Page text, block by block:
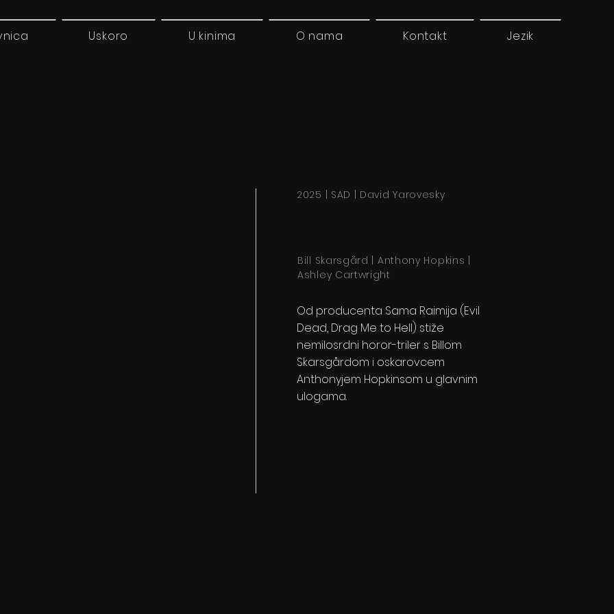
Uskoro U kinima O nama Kontakt Jezik
2025 | SAD | David Yarovesky
Bill Skarsgård | Anthony Hopkins |
Ashley Cartwright
Od producenta Sama Raimija (Evil
Dead, Drag Me to Hell) stiže
nemilosrdni horor-triler s Billom
Skarsgårdom i oskarovcem
Anthonyjem Hopkinsom u glavnim
ulogama.